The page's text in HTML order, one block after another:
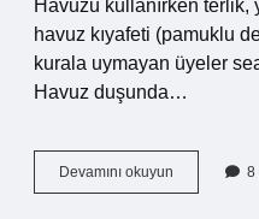
Havuzu kullanırken
havuz kıyafeti (pamuklu
kurala uymayan üyeler
Havuz duşunda…
Devamını okuyun
Yüzme
8